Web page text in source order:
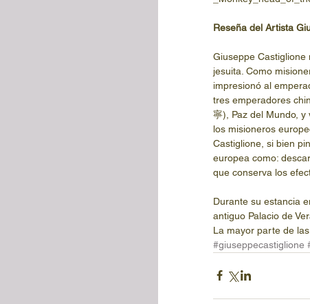
Reseña del Artista
Giuseppe
jesuita. Como
impresionó al
tres emperadores
寧), Paz del Mundo,
los misioneros
Castiglione, si bien
europea como:
que conserva los
Durante su estancia
antiguo Palacio de
La mayor parte de
#giuseppecastiglione